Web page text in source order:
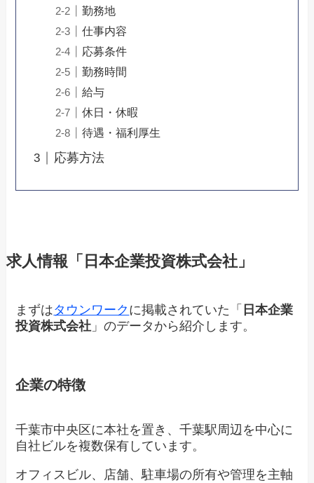
勤務地
仕事内容
応募条件
勤務時間
給与
休日・休暇
待遇・福利厚生
応募方法
求人情報「日本企業投資株式会社」
まずはタウンワーク に掲載されていた「 日本企業
投資株式会社 」のデータから紹介します。
企業の特徴
千葉市中央区に本社を置き、千葉駅周辺を中心に
自社ビルを複数保有しています。
オフィスビル、店舗、駐車場の所有や管理を主軸